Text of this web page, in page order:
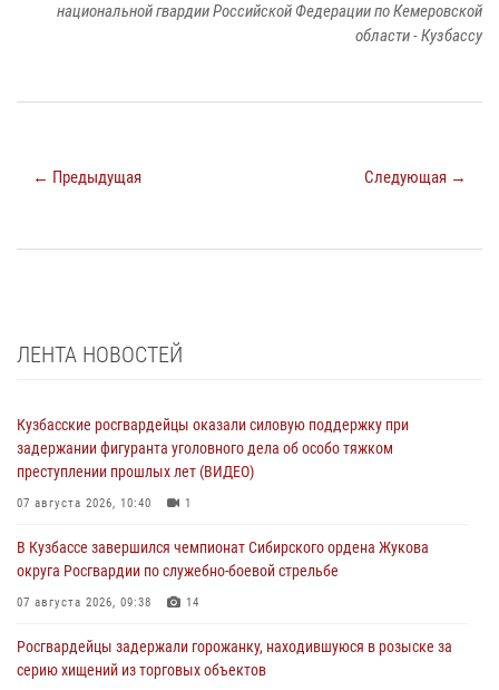
национальной гвардии Российской Федерации по Кемеровской
области - Кузбассу
← Предыдущая Следующая →
ЛЕНТА НОВОСТЕЙ
Кузбасские росгвардейцы оказали силовую поддержку при
задержании фигуранта уголовного дела об особо тяжком
преступлении прошлых лет (ВИДЕО)
07 августа 2026, 10:40 1
В Кузбассе завершился чемпионат Сибирского ордена Жукова
округа Росгвардии по служебно-боевой стрельбе
07 августа 2026, 09:38 14
Росгвардейцы задержали горожанку, находившуюся в розыске за
серию хищений из торговых объектов